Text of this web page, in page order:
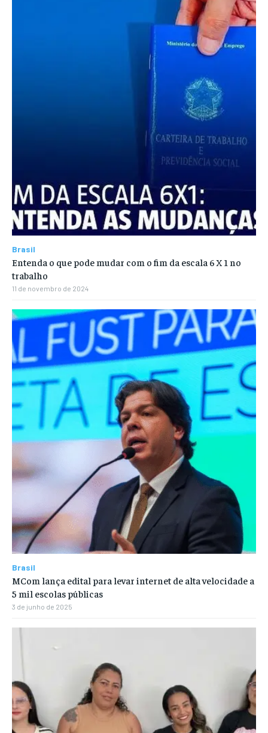
Brasil
Entenda o que pode mudar com o fim da escala 6 X 1 no
trabalho
11 de novembro de 2024
Brasil
MCom lança edital para levar internet de alta velocidade a
5 mil escolas públicas
3 de junho de 2025